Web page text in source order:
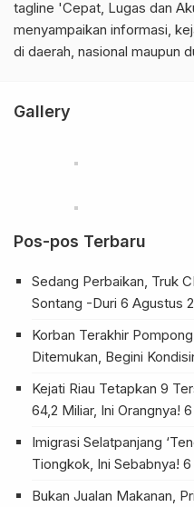
tagline 'Cepat, Lugas dan
menyampaikan informasi,
di daerah, nasional maupun
Gallery
Pos-pos Terbaru
Sedang Perbaikan, Truk
Sontang -Duri 6 Agustus
Korban Terakhir
Ditemukan, Begini
Kejati Riau Tetapkan 9
64,2 Miliar, Ini Orangnya!
Imigrasi Selatpanjang
Tiongkok, Ini Sebabnya! 6
Bukan Jualan Makanan,